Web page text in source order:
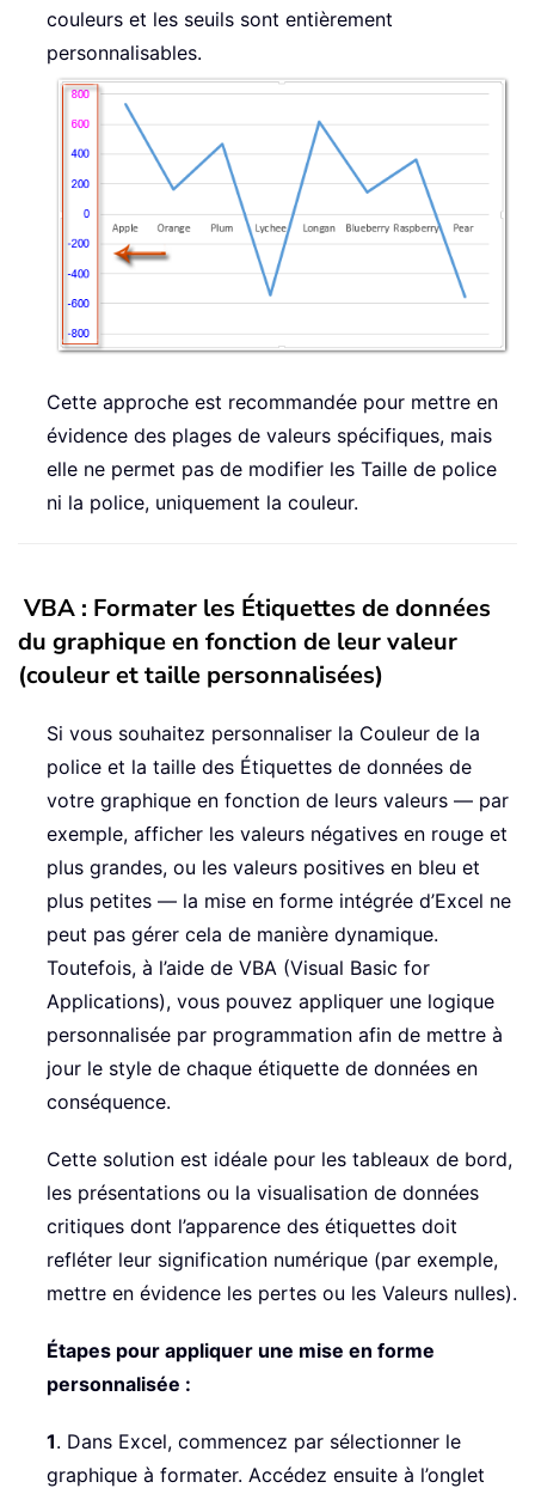
couleurs et les seuils sont entièrement
personnalisables.
Cette approche est recommandée pour mettre en
évidence des plages de valeurs spécifiques, mais
elle ne permet pas de modifier les Taille de police
ni la police, uniquement la couleur.
VBA : Formater les Étiquettes de données
du graphique en fonction de leur valeur
(couleur et taille personnalisées)
Si vous souhaitez personnaliser la Couleur de la
police et la taille des Étiquettes de données de
votre graphique en fonction de leurs valeurs — par
exemple, afficher les valeurs négatives en rouge et
plus grandes, ou les valeurs positives en bleu et
plus petites — la mise en forme intégrée d’Excel ne
peut pas gérer cela de manière dynamique.
Toutefois, à l’aide de VBA (Visual Basic for
Applications), vous pouvez appliquer une logique
personnalisée par programmation afin de mettre à
jour le style de chaque étiquette de données en
conséquence.
Cette solution est idéale pour les tableaux de bord,
les présentations ou la visualisation de données
critiques dont l’apparence des étiquettes doit
refléter leur signification numérique (par exemple,
mettre en évidence les pertes ou les Valeurs nulles).
Étapes pour appliquer une mise en forme
personnalisée :
1. Dans Excel, commencez par sélectionner le
graphique à formater. Accédez ensuite à l’onglet